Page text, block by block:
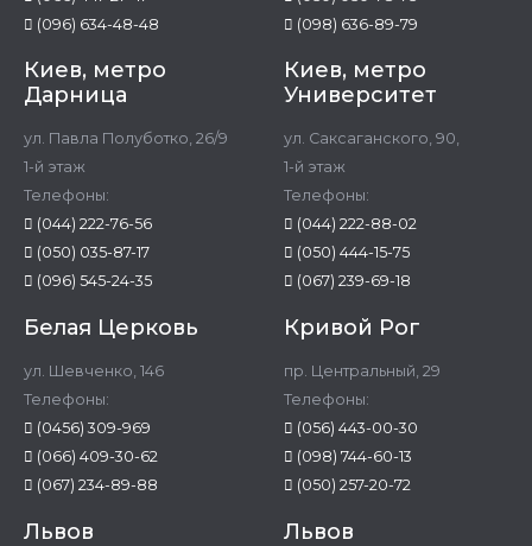
(096) 634-48-48
(098) 636-89-79
Киев, метро
Дарница
ул. Павла Полуботко, 26/9
1-й этаж
Телефоны:
(044) 222-76-56
(050) 035-87-17
(096) 545-24-35
Киев, метро
Университет
ул. Саксаганского, 90,
1-й этаж
Телефоны:
(044) 222-88-02
(050) 444-15-75
(067) 239-69-18
Белая Церковь
ул. Шевченко, 146
Телефоны:
(0456) 309-969
(066) 409-30-62
(067) 234-89-88
Кривой Рог
пр. Центральный, 29
Телефоны:
(056) 443-00-30
(098) 744-60-13
(050) 257-20-72
Львов Львов